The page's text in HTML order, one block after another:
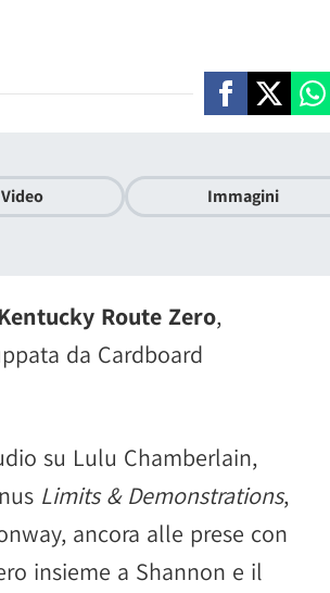
Video Immagini
Route Zero,
da Cardboard
su Lulu Chamberlain,
Limits & Demonstrations,
ancora alle prese con
insieme a Shannon e il